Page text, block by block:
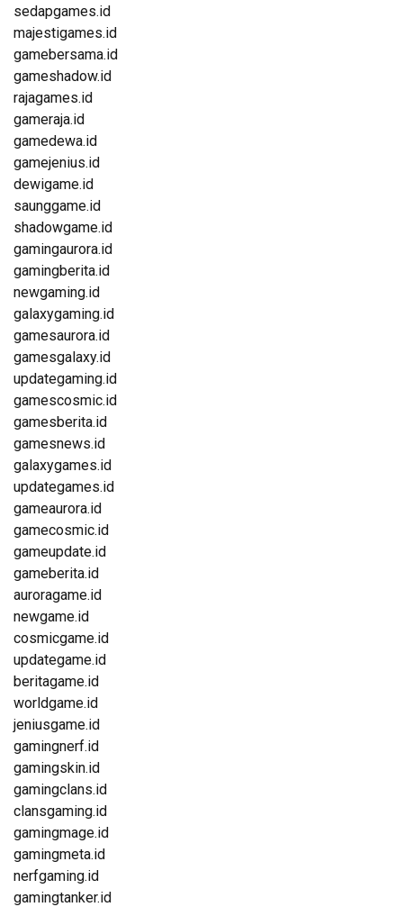
sedapgames.id
majestigames.id
gamebersama.id
gameshadow.id
rajagames.id
gameraja.id
gamedewa.id
gamejenius.id
dewigame.id
saunggame.id
shadowgame.id
gamingaurora.id
gamingberita.id
newgaming.id
galaxygaming.id
gamesaurora.id
gamesgalaxy.id
updategaming.id
gamescosmic.id
gamesberita.id
gamesnews.id
galaxygames.id
updategames.id
gameaurora.id
gamecosmic.id
gameupdate.id
gameberita.id
auroragame.id
newgame.id
cosmicgame.id
updategame.id
beritagame.id
worldgame.id
jeniusgame.id
gamingnerf.id
gamingskin.id
gamingclans.id
clansgaming.id
gamingmage.id
gamingmeta.id
nerfgaming.id
gamingtanker.id